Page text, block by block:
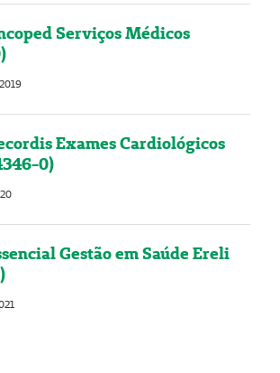
Serviços Médicos
Exames Cardiológicos
0)
Gestão em Saúde Ereli